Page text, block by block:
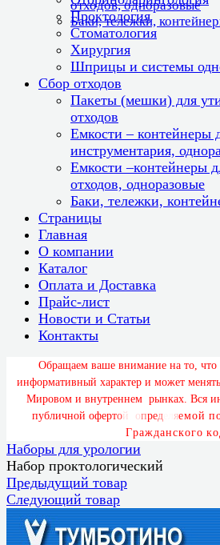
отходов, одноразовые
Баки, тележки,
Проктология
Стоматология
Хирургия
Шприцы и системы
Сбор отходов
Пакеты (мешки) для
отходов
Емкости – контейнеры
инструментария,
Емкости –контейнеры
отходов, одноразовые
Баки, тележки,
Страницы
Главная
О компании
Каталог
Оплата и Доставка
Прайс-лист
Новости и Статьи
Контакты
Обращаем ваше внимание на то, что
информативный характер и может менять
Мировом и внутреннем рынках. Вся и
публичной офертой опред ляемой по
Гражданского ко
Наборы для урологии
Набор проктологический
Предыдущий товар
Следующий товар